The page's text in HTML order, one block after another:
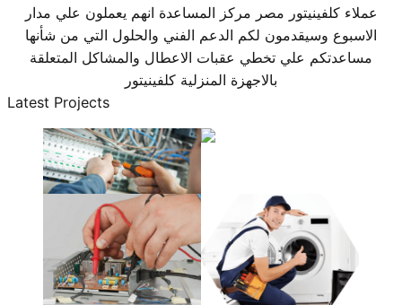
عملاء كلفينيتور مصر مركز المساعدة انهم يعملون علي مدار
الاسبوع وسيقدمون لكم الدعم الفني والحلول التي من شأنها
مساعدتكم علي تخطي عقبات الاعطال والمشاكل المتعلقة
بالاجهزة المنزلية كلفينيتور
Latest Projects